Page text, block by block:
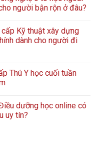
người bận rộn ở đâu?
Kỹ thuật xây dựng
dành cho người đi
Thú Y học cuối tuần
dưỡng học online có
uy tín?